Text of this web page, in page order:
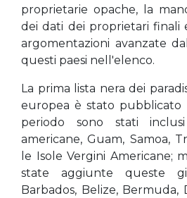
proprietarie opache, la
dei dati dei proprietari finali
argomentazioni avanzate
questi paesi nell'elenco.
La prima lista nera dei
europea è stato pubblicato
periodo sono stati
americane, Guam, Samoa,
le Isole Vergini Americane;
state aggiunte queste
Barbados, Belize, Bermuda,